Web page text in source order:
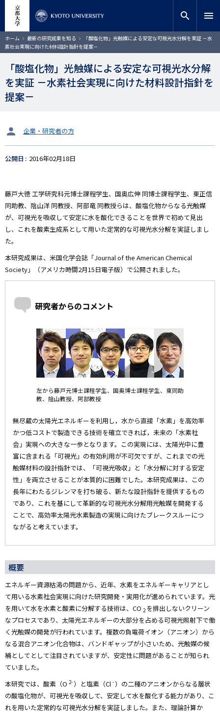
コ
ン
テ
に
移
動
サイト内検索
検索
search menu
ホーム 最新の研究成果を知る
「酸塩化物」光触媒による安定な可視光水分解を実証 －水
素社会実現に向けた材料設計指針を提案－
「酸塩化物」光触媒による安定な可視光水分解
を実証 －水素社会実現に向けた材料設計指針を
提案－
タ
ッ
企業・研究者の方
公開日 2016年02月18日
藤戸大徳 工学研究科元博士課程学生、国奥広伸 同博士課程学生、東正信
同助教、陰山洋 同教授、阿部竜 同教授らは、酸塩化物からなる光触媒
が、可視光を吸収して安定に水を酸化できることを世界で初めて見出
し、これを酸素生成系として用いた定常的な可視光水分解を実証しまし
た。
本研究成果は、米国化学会誌「Journal of the American Chemical
Society」（アメリカ時間2月15日電子版）で公開されました。
研究者からのコメント
左から藤戸元博士課程学生、国奥博士課程学生、東同助
教、陰山教授、阿部教授
無尽蔵の太陽光エネルギーを利用し，水から直接「水素」を高効率
かつ低コストで製造できる技術を確立できれば，未来の「水素社
会」実現への大きな一歩となります。この実現には、太陽光中に豊
富に含まれる「可視光」の有効利用が不可欠ですが、これまでの光
触媒材料の設計指針では、「可視光吸収」と「水分解に対する安定
性」を両立させることが本質的に困難でした。本研究成果は、この
長年にわたるジレンマを打ち破る、新たな設計指針を提供するもの
であり、これを基にして革新的な可視光水分解用光触媒を開発する
ことで、高効率太陽光水素製造の実現に向けたブレークスルーにつ
ながると考えています。
概要
エネルギー資源枯渇の問題から、近年、水素をエネルギーキャリアとし
て用いる水素社会実現に向けた研究開発・実用化が進められています。光
を用いて水を水素と酸素に分解する技術は、CO 2 を排出しないクリーン
なプロセスであり、太陽光エネルギーの大部分を占める可視光照射下で働
く光触媒の開発が行われています。複数の負電荷イオン（アニオン）から
なる混合アニオン化合物は、バンドギャップが小さいため、光触媒の候
補としてとして注目されていますが、安定性に問題があることが知られ
ていました。
本研究では、酸素（O 2-）と塩素（Cl -）の二種のアニオンからなる層状
の酸塩化物が、可視光を吸収して、安定して水を酸化する能力があり、こ
れを用いた定常的な可視光水分解を実証しました。また、理論計算か